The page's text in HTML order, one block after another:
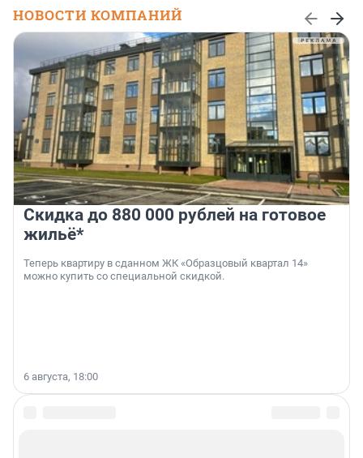
НОВОСТИ КОМПАНИЙ
Скидка до 880 000 рублей на готовое
жильё*
Теперь квартиру в сданном ЖК «Образцовый квартал 14»
можно купить со специальной скидкой.
6 августа, 18:00